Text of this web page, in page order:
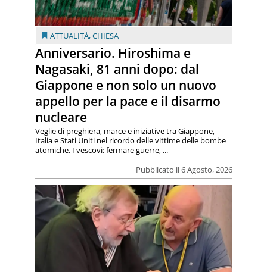
ATTUALITÀ,CHIESA
Anniversario. Hiroshima e
Nagasaki, 81 anni dopo: dal
Giappone e non solo un nuovo
appello per la pace e il disarmo
nucleare
Pubblicato il 6 Agosto, 2026
Veglie di preghiera, marce e iniziative tra Giappone,
Italia e Stati Uniti nel ricordo delle vittime delle bombe
atomiche. I vescovi: fermare guerre, ...